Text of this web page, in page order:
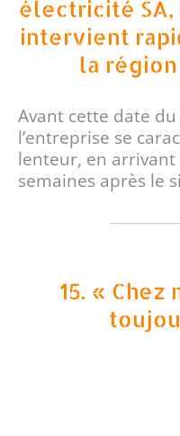
électricité
intervient
la
Avant cette date
l’entreprise se
lenteur, en
semaines après le
15. «